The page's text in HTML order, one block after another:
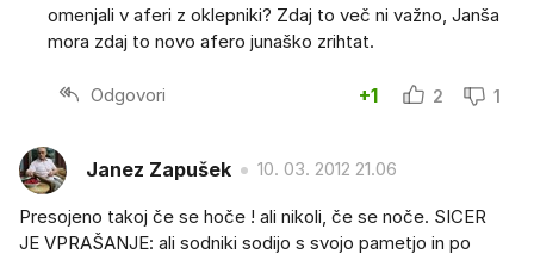
omenjali v aferi z oklepniki? Zdaj to več ni važno, Janša
mora zdaj to novo afero junaško zrihtat.
Odgovori +1 2 1
Janez Zapušek 10. 03. 2012 21.06
Presojeno takoj če se hoče ! ali nikoli, če se noče. SICER
JE VPRAŠANJE: ali sodniki sodijo s svojo pametjo in po